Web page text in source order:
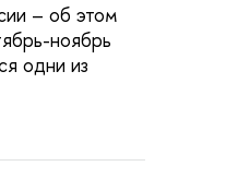
– об этом
ноябрь
одни из